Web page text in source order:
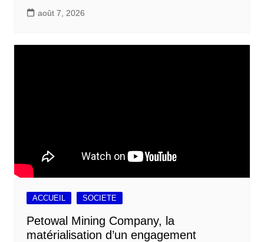
août 7, 2026
ACCUEIL SOCIETE
Petowal Mining Company, la
matérialisation d’un engagement